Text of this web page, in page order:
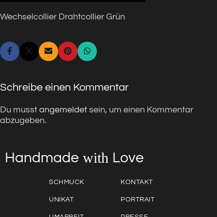
Wechselcollier Drahtcollier Grün
Schreibe einen Kommentar
Du musst angemeldet sein, um einen Kommentar
abzugeben.
Handmade with Love
SCHMUCK
UNIKAT
KONTAKT
PORTRAIT